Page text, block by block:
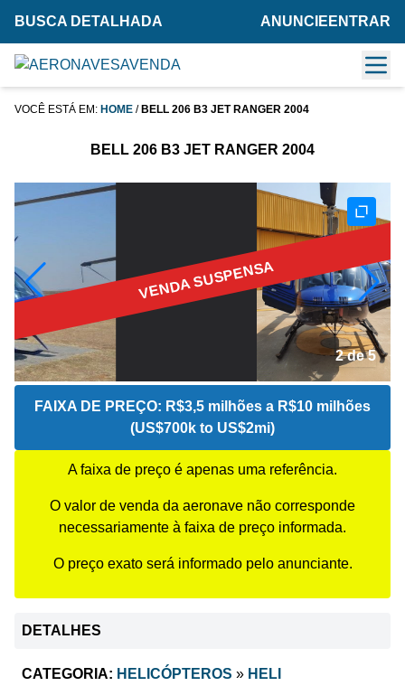
BUSCA DETALHADA ANUNCIE ENTRAR
VOCÊ ESTÁ EM: HOME / BELL 206 B3 JET RANGER 2004
BELL 206 B3 JET RANGER 2004
VENDA SUSPENSA
2 de 5
FAIXA DE PREÇO: R$3,5 milhões a R$10 milhões
(US$700k to US$2mi)
A faixa de preço é apenas uma referência.
O valor de venda da aeronave não corresponde
necessariamente à faixa de preço informada.
O preço exato será informado pelo anunciante.
DETALHES
CATEGORIA: HELICÓPTEROS » HELI